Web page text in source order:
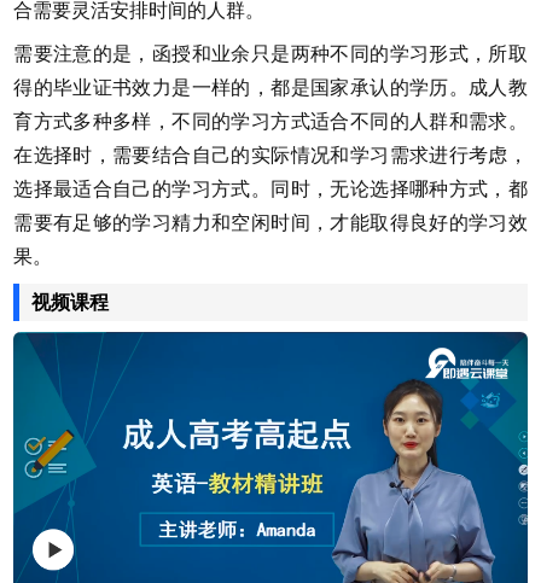
合需要灵活安排时间的人群。
需要注意的是，函授和业余只是两种不同的学习形式，所取
得的毕业证书效力是一样的，都是国家承认的学历。成人教
育方式多种多样，不同的学习方式适合不同的人群和需求。
在选择时，需要结合自己的实际情况和学习需求进行考虑，
选择最适合自己的学习方式。同时，无论选择哪种方式，都
需要有足够的学习精力和空闲时间，才能取得良好的学习效
果。
视频课程